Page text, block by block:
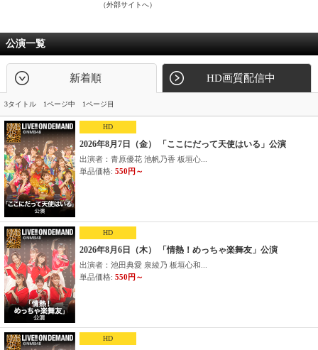
（外部サイトへ）
公演一覧
新着順 HD画質配信中
3タイトル 1ページ中 1ページ目
HD
2026年8月7日（金） 「ここにだって天使はいる」公演
出演者：青原優花 池帆乃香 板垣心...
単品価格: 550円～
HD
2026年8月6日（木） 「情熱！めっちゃ楽舞友」公演
出演者：池田典愛 泉綾乃 板垣心和...
単品価格: 550円～
HD